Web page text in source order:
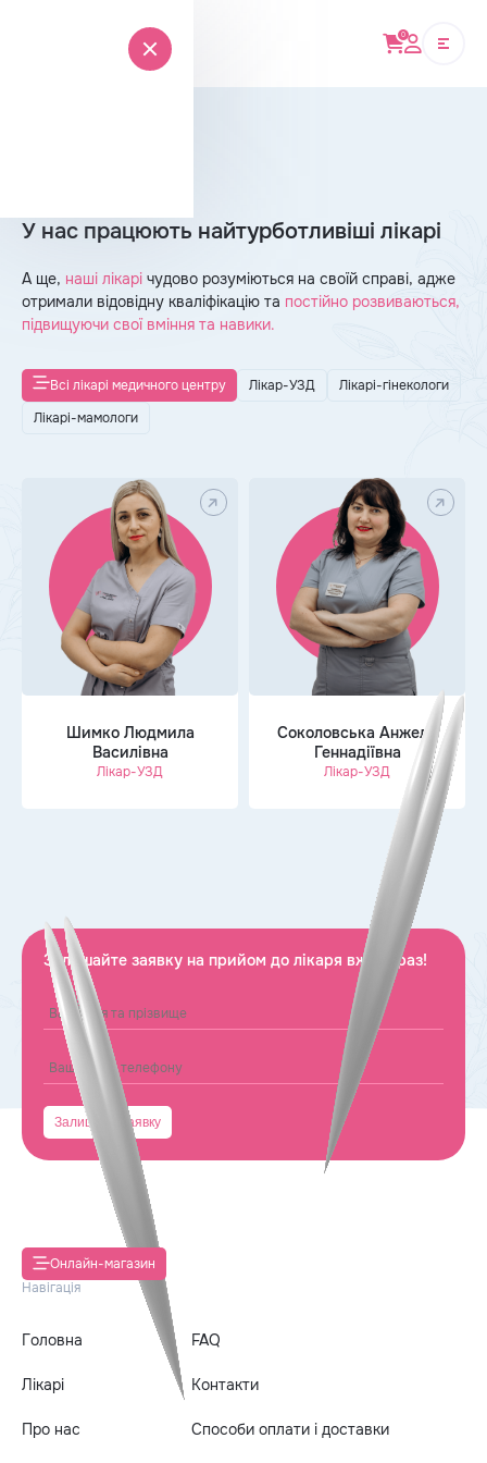
0
У нас працюють найтурботливіші лікарі
А ще, наші лікарі чудово розуміються на своїй справі, адже
отримали відовідну кваліфікацію та постійно розвиваються,
підвищуючи свої вміння та навики.
Всі лікарі медичного центру Лікар-УЗД
Лікарі-гінекологи
Лікарі-мамологи
Шимко Людмила
Василівна
Лікар-УЗД
Соколовська Анжела
Геннадіївна
Лікар-УЗД
Залишайте заявку на прийом до лікаря вже зараз!
Онлайн-магазин
Навігація
Головна FAQ
Лікарі Контакти
Про нас Способи оплати і доставки